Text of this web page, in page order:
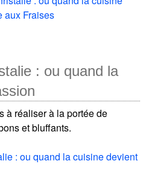
aux Fraises
: ou quand la
à réaliser à la portée de
et bluffants.
: ou quand la cuisine devient